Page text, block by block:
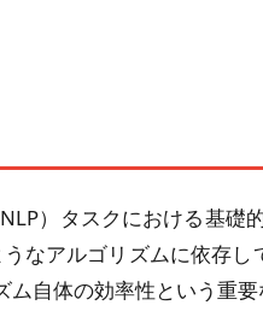
）タスクにおける基礎
なアルゴリズムに依存
自体の効率性という重要